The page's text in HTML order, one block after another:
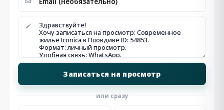
или сразу